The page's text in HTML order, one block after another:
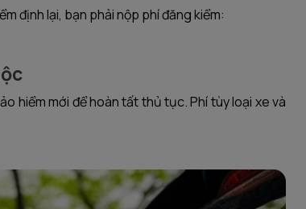
định lại, bạn phải nộp phí đăng kiểm:
hiểm mới để hoàn tất thủ tục. Phí tùy loại xe và